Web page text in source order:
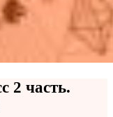
2 часть.